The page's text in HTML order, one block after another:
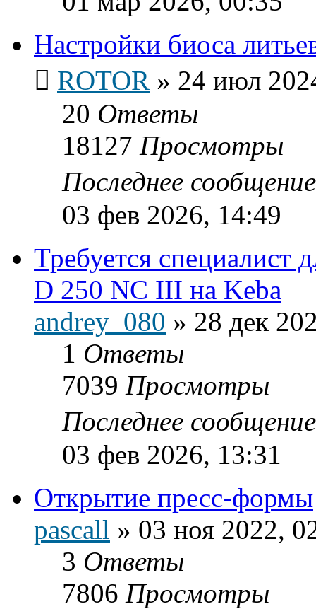
Настройки биоса
ROTOR » 24 июл
20 Ответы
18127 Просмотры
Последнее
03 фев 2026, 14:49
Требуется
D 250 NC III на Keba
andrey_080 » 28 дек
1 Ответы
7039 Просмотры
Последнее
03 фев 2026, 13:31
Открытие пресс-формы
pascall » 03 ноя 2022,
3 Ответы
7806 Просмотры